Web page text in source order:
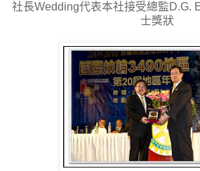
社長Wedding代表本社接受總監D.G.
士獎狀